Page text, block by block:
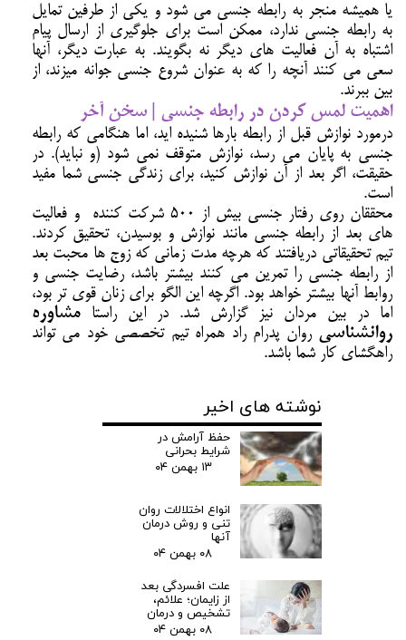
یا همیشه منجر به رابطه جنسی می شود و یکی از طرفین تمایل
به رابطه جنسی ندارد، ممکن است برای جلوگیری از ارسال پیام
اشتباه به آن فعالیت های دیگر نه بگویند. به عبارت دیگر، آنها
سعی می کنند آنچه را که به عنوان شروع جنسی جوانه میزند، از
بین ببرند.
اهمیت لمس کردن در رابطه جنسی | سخن آخر
درمورد نوازش قبل از رابطه بارها شنیده اید، اما هنگامی که رابطه
جنسی به پایان می رسد، نوازش متوقف نمی شود (و نباید). در
حقیقت، اگر بعد از آن نوازش کنید، برای زندگی جنسی شما مفید
است.
محققان روی رفتار جنسی بیش از 500 شرکت کننده و فعالیت
های بعد از رابطه جنسی مانند نوازش و بوسیدن، تحقیق کردند.
تیم تحقیقاتی دریافتند که هرچه مدت زمانی که زوج ها محبت بعد
از رابطه جنسی را تمرین می کنند بیشتر باشد، رضایت جنسی و
روابط آنها بیشتر خواهد بود. اگرچه این الگو برای زنان قوی تر بود،
اما در بین مردان نیز گزارش شد. در این راستا مشاوره
روانشناسی روان پدرام راد همراه تيم تخصصي خود می تواند
راهگشای کار شما باشد.
نوشته های اخیر
حفظ آرامش در
شرایط بحرانی
۱۳ بهمن ۰۴
انواع اختلالات روان
تنی و روش درمان
آنها
۰۸ بهمن ۰۴
علت افسردگی بعد
از زایمان؛ علائم،
تشخیص و درمان
۰۸ بهمن ۰۴